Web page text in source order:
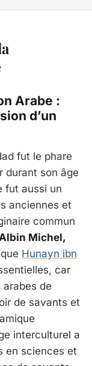
Arabe :
d’un
fut le phare
durant son âge
fut aussi un
anciennes et
commun
Michel,
Hunayn ibn
car
de
de savants et
interculturel a
en sciences et